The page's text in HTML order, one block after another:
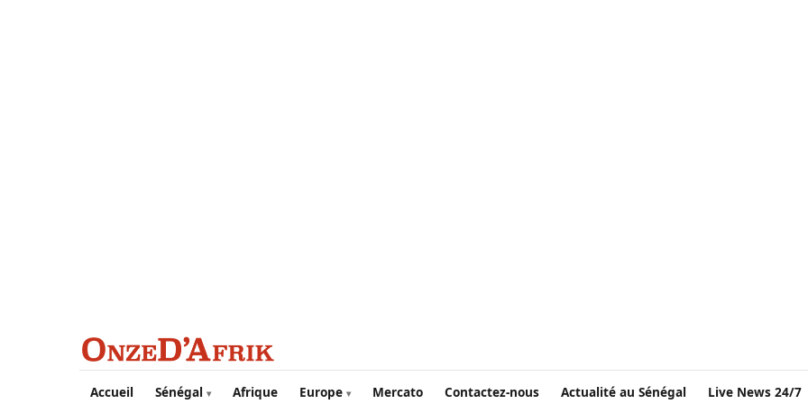
Aller au contenu principal
Accueil Sénégal Afrique Europe Mercato Contactez-nous Actualité au Sénégal Live News 24/7